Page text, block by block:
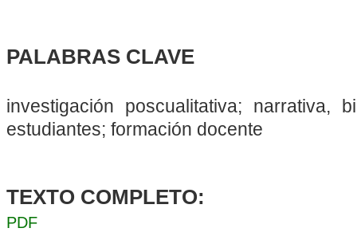
PALABRAS CLAVE
investigación poscualitativa; narrativa,
estudiantes; formación docente
TEXTO COMPLETO:
PDF